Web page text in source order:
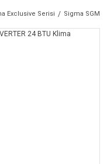
Exclusive Serisi Sigma